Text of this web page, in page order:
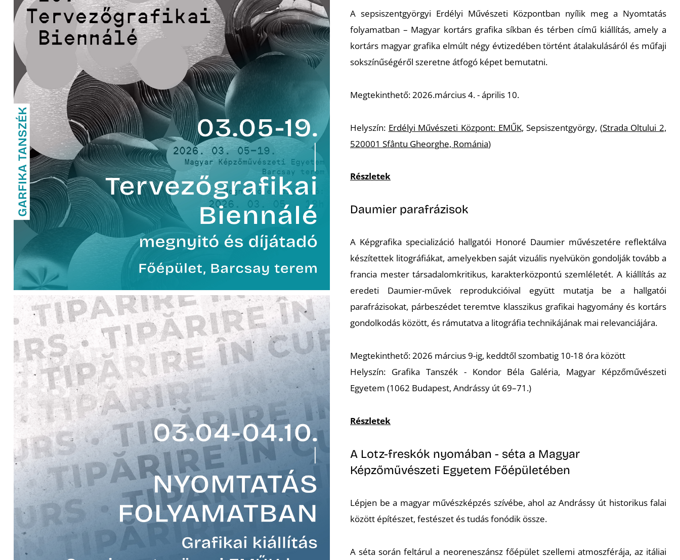
A sepsiszentgyörgyi Erdélyi Művészeti Központban nyílik meg a Nyomtatás
folyamatban – Magyar kortárs grafika síkban és térben című kiállítás, amely a
kortárs magyar grafika elmúlt négy évtizedében történt átalakulásáról és műfaji
sokszínűségéről szeretne átfogó képet bemutatni.
Megtekinthető: 2026.március 4. - április 10.
Helyszín: Erdélyi Művészeti Központ: EMŰK, Sepsiszentgyörgy, (Strada Oltului 2,
520001 Sfântu Gheorghe, Románia)
Részletek
Daumier parafrázisok
A Képgrafika specializáció hallgatói Honoré Daumier művészetére reflektálva
készítettek litográfiákat, amelyekben saját vizuális nyelvükön gondolják tovább a
francia mester társadalomkritikus, karakterközpontú szemléletét. A kiállítás az
eredeti Daumier-művek reprodukcióival együtt mutatja be a hallgatói
parafrázisokat, párbeszédet teremtve klasszikus grafikai hagyomány és kortárs
gondolkodás között, és rámutatva a litográfia technikájának mai relevanciájára.
Megtekinthető: 2026 március 9-ig, keddtől szombatig 10-18 óra között
Helyszín: Grafika Tanszék - Kondor Béla Galéria, Magyar Képzőművészeti
Egyetem (1062 Budapest, Andrássy út 69–71.)
Részletek
A Lotz-freskók nyomában - séta a Magyar
Képzőművészeti Egyetem Főépületében
Lépjen be a magyar művészképzés szívébe, ahol az Andrássy út historikus falai
között építészet, festészet és tudás fonódik össze.
A séta során feltárul a neoreneszánsz főépület szellemi atmoszférája, az itáliai